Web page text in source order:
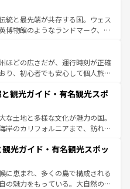
ど、多彩な楽しみ方が可能だ。さ
も魅力が溢れており、どの街角に
づいている。パリ以外の個性あふ
を歩いても飽きることがない。ベ
イエルン州のアルプスの絶景、そ
ン畑といった風景は必見。ビール
てほしい。 なお、新着の
一覧を参照してほしい。
統と最先端が共存する国。ウェス
博物館のようなランドマーク、歴
ある。また、優雅なアフタヌーン
たまらない英国パブ、サッカー観
できる体験も豊富。イギリスを旅
い。
ほどの広さだが、運行時刻が正確
り、初心者でも安心して個人旅行
や、スイスならではのユニークな
観光だけでなく町歩きも満喫する
得が高いため物価も高いが、旅行
サービスもあり、うまく活用すれ
ンツ一覧を参照してほしい。
観光ガイド・有名観光スポ
な土地と多様な文化が魅力の国。
岸のカリフォルニアまで、訪れる
光、ショッピング、エンターテイ
的なスポットだ。一方、アメリカ
、グランドキャニオンやイエロー
た絶景が堪能できる。さらに、南
光ガイド・有名観光スポッ
に恵まれ、多くの島で構成される
の魅力をもっている。大自然の神